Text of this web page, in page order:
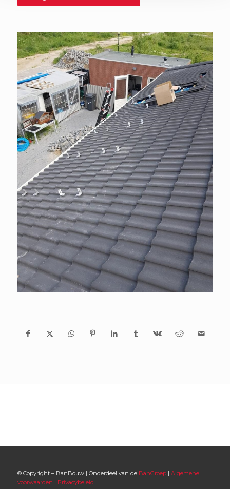
© Copyright – BanBouw | Onderdeel van de BanGroep| Algemene
voorwaarden | Privacybeleid